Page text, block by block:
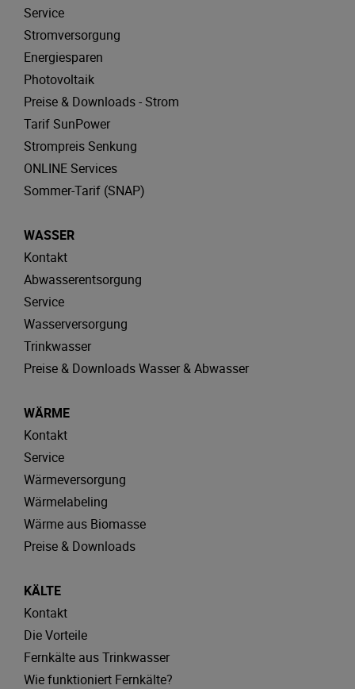
Service
Stromversorgung
Energiesparen
Photovoltaik
Preise & Downloads - Strom
Tarif SunPower
Strompreis Senkung
ONLINE Services
Sommer-Tarif (SNAP)
WASSER
Kontakt
Abwasserentsorgung
Service
Wasserversorgung
Trinkwasser
Preise & Downloads Wasser & Abwasser
WÄRME
Kontakt
Service
Wärmeversorgung
Wärmelabeling
Wärme aus Biomasse
Preise & Downloads
KÄLTE
Kontakt
Die Vorteile
Fernkälte aus Trinkwasser
Wie funktioniert Fernkälte?